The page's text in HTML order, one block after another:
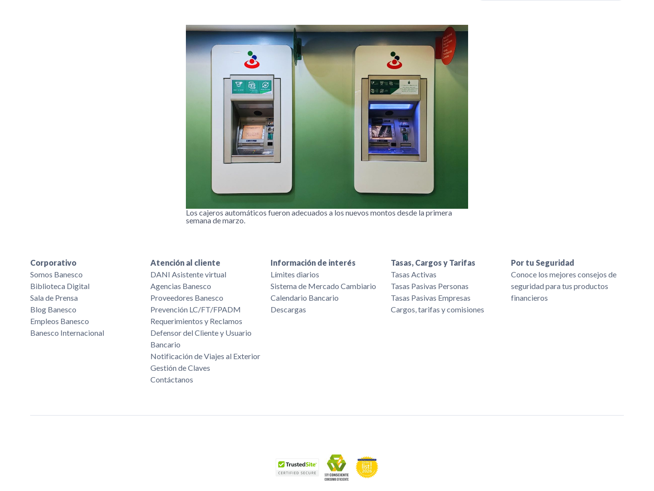
Los cajeros automáticos fueron adecuados a los nuevos montos desde la primera
semana de marzo.
Corporativo
Somos Banesco
Biblioteca Digital
Sala de Prensa
Blog Banesco
Empleos Banesco
Banesco Internacional
Atención al cliente
DANI Asistente virtual
Agencias Banesco
Proveedores Banesco
Prevención LC/FT/FPADM
Requerimientos y Reclamos
Defensor del Cliente y Usuario
Bancario
Notificación de Viajes al Exterior
Gestión de Claves
Contáctanos
Información de interés
Límites diarios
Sistema de Mercado Cambiario
Calendario Bancario
Descargas
Tasas, Cargos y Tarifas
Tasas Activas
Tasas Pasivas Personas
Tasas Pasivas Empresas
Cargos, tarifas y comisiones
Por tu Seguridad
Conoce los mejores consejos de
seguridad para tus productos
financieros